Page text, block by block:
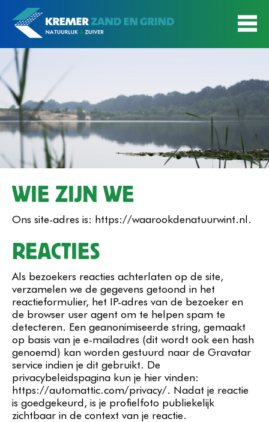
WIE ZIJN WE
Ons site-adres is: https://waarookdenatuurwint.nl.
REACTIES
Als bezoekers reacties achterlaten op de site,
verzamelen we de gegevens getoond in het
reactieformulier, het IP-adres van de bezoeker en
de browser user agent om te helpen spam te
detecteren. Een geanonimiseerde string, gemaakt
op basis van je e-mailadres (dit wordt ook een hash
genoemd) kan worden gestuurd naar de Gravatar
service indien je dit gebruikt. De
privacybeleidspagina kun je hier vinden:
https://automattic.com/privacy/. Nadat je reactie
is goedgekeurd, is je profielfoto publiekelijk
zichtbaar in de context van je reactie.